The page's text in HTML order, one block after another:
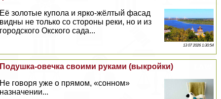
Её золотые купола и ярко-жёлтый фасад
видны не только со стороны реки, но и из
городского Окского сада...
13 07 2026 1:30:54
Подушка-овечка своими руками (выкройки)
Не говоря уже о прямом, «сонном»
назначении...